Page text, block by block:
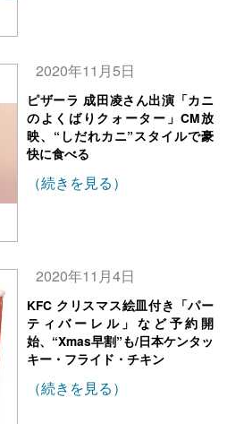
2020年11月5日
ピザーラ 成田凌さん出演「カニ
のよくばりクォーター」CM放
映、“しだれカニ”スタイルで豪
快に食べる
（続きを見る）
2020年11月4日
KFC クリスマス絵皿付き「パー
ティバーレル」など予約開
始、“Xmas早割”も/日本ケンタッ
キー・フライド・チキン
（続きを見る）